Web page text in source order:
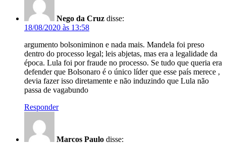
Nego da Cruz disse:
18/08/2020 às 13:58
argumento bolsoniminon e nada mais. Mandela foi preso
dentro do processo legal; leis abjetas, mas era a legalidade da
época. Lula foi por fraude no processo. Se tudo que queria era
defender que Bolsonaro é o único líder que esse país merece ,
devia fazer isso diretamente e não induzindo que Lula não
passa de vagabundo
Responder
Marcos Paulo disse: